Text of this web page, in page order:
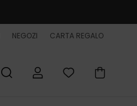
NEGOZI CARTA REGALO